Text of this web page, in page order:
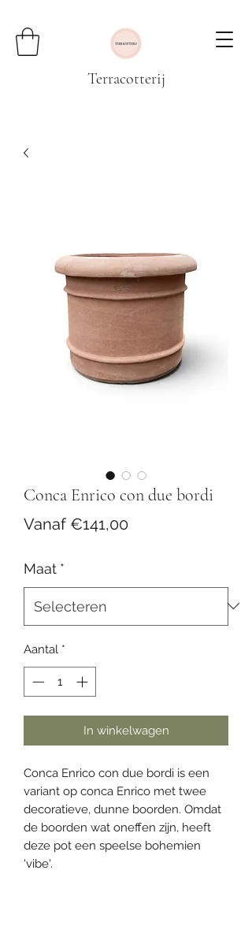
Terracotterij
Conca Enrico con due bordi
Vanaf €141,00Verkoopprijs
Maat *
Aantal *
In winkelwagen
Conca Enrico con due bordi is een
variant op conca Enrico met twee
decoratieve, dunne boorden. Omdat
de boorden wat oneffen zijn, heeft
deze pot een speelse bohemien
'vibe'.